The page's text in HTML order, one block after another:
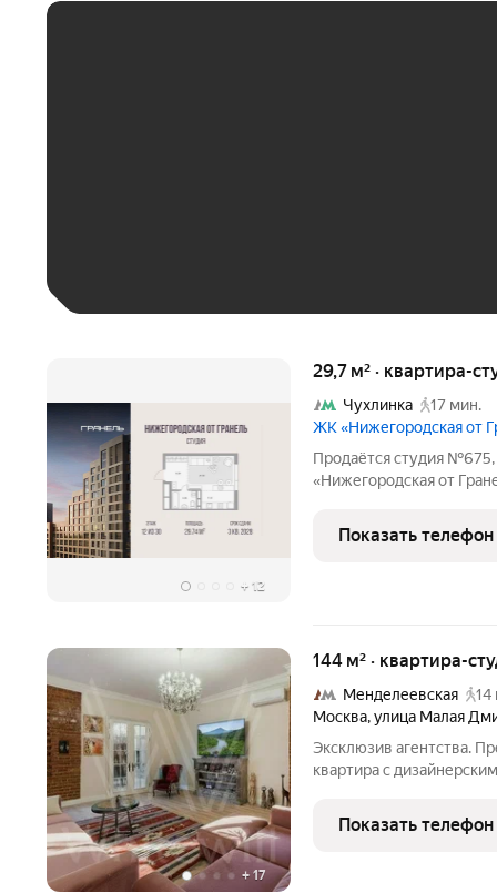
+ 12
29,7 м² · квартира-
Чухлинка
17 мин.
ЖК «Нижегородская от
Продаётся студия
«Нижегородская от Гранель»
улицу. «Нижегородская от Гранель» жилой
ценит
Показать телефон
+ 17
144 м² · квартира-
Менделеевская
14
Москва,улица Малая
Эксклюзив агентства.
квартира с
постройки с
включая наземную
Показать телефон